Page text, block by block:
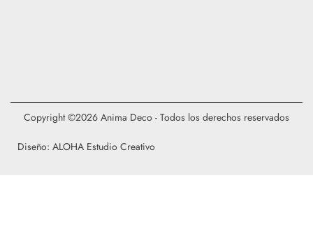
Diseño: ALOHA Estudio Creativo
Copyright ©2026 Anima Deco - Todos los derechos reservados